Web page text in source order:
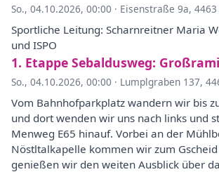
So., 04.10.2026, 00:00 · Eisenstraße 9a,
Sportliche Leitung: Scharnreitner Maria
und ISPO
1. Etappe Sebaldusweg:
So., 04.10.2026, 00:00 · Lumplgraben 137,
Vom Bahnhofparkplatz wandern wir bis
und dort wenden wir uns nach links und
Menweg E65 hinauf. Vorbei an der
Nöstltalkapelle kommen wir zum
genießen wir den weiten Ausblick über